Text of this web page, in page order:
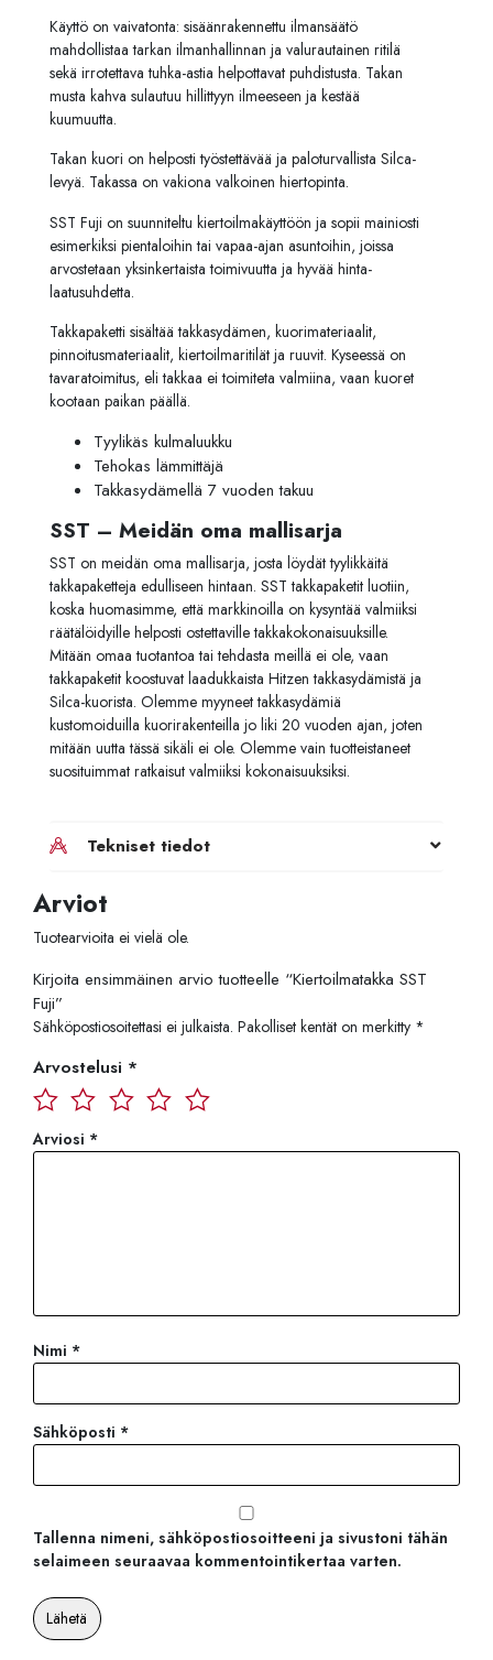
Käyttö on vaivatonta: sisäänrakennettu ilmansäätö
mahdollistaatarkan ilmanhallinnan ja valurautainen ritilä
sekä irrotettavatuhka-astia helpottavat puhdistusta. Takan
musta kahva sulautuu hillittyyn ilmeeseen ja kestää
kuumuutta.
Takan kuori on helposti työstettävää ja paloturvallista Silca-
levyä. Takassa on vakiona valkoinen hiertopinta.
SST Fuji on suunniteltu kiertoilmakäyttöön ja sopii mainiosti
esimerkiksi pientaloihintai vapaa-ajan asuntoihin, joissa
arvostetaan yksinkertaistatoimivuutta ja hyvää hinta-
laatusuhdetta.
Takkapaketti sisältää takkasydämen, kuorimateriaalit,
pinnoitusmateriaalit, kiertoilmaritilät ja ruuvit. Kyseessä on
tavaratoimitus, eli takkaa ei toimiteta valmiina, vaan kuoret
kootaan paikan päällä.
Tyylikäs kulmaluukku
Tehokas lämmittäjä
Takkasydämellä 7 vuoden takuu
SST – Meidän oma mallisarja
SST on meidän oma mallisarja, josta löydät tyylikkäitä
takkapaketteja edulliseen hintaan. SST takkapaketit luotiin,
koska huomasimme, että markkinoilla on kysyntää valmiiksi
räätälöidyille helposti ostettaville takkakokonaisuuksille.
Mitään omaa tuotantoa tai tehdasta meillä ei ole, vaan
takkapaketit koostuvat laadukkaista Hitzen takkasydämistä ja
Silca-kuorista. Olemme myyneet takkasydämiä
kustomoiduilla kuorirakenteilla jo liki 20 vuoden ajan, joten
mitään uutta tässä sikäli ei ole. Olemme vain tuotteistaneet
suosituimmat ratkaisut valmiiksi kokonaisuuksiksi.
Tekniset tiedot
Arviot
Tuotearvioita ei vielä ole.
Kirjoita ensimmäinen arvio tuotteelle “Kiertoilmatakka SST
Fuji”
Sähköpostiosoitettasi ei julkaista. Pakolliset kentät on merkitty *
Arvostelusi *
Arviosi *
Nimi *
Sähköposti *
Tallenna nimeni, sähköpostiosoitteeni ja sivustoni tähän
selaimeen seuraavaa kommentointikertaa varten.